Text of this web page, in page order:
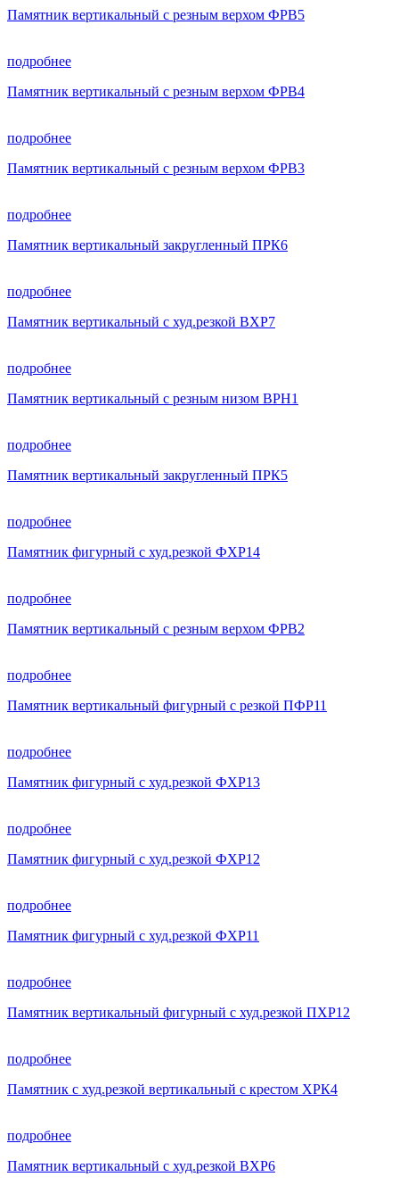
Памятник вертикальный с резным верхом ФРВ5
подробнее
Памятник вертикальный с резным верхом ФРВ4
подробнее
Памятник вертикальный с резным верхом ФРВ3
подробнее
Памятник вертикальный закругленный ПРК6
подробнее
Памятник вертикальный с худ.резкой ВХР7
подробнее
Памятник вертикальный с резным низом ВРН1
подробнее
Памятник вертикальный закругленный ПРК5
подробнее
Памятник фигурный с худ.резкой ФХР14
подробнее
Памятник вертикальный с резным верхом ФРВ2
подробнее
Памятник вертикальный фигурный с резкой ПФР11
подробнее
Памятник фигурный с худ.резкой ФХР13
подробнее
Памятник фигурный с худ.резкой ФХР12
подробнее
Памятник фигурный с худ.резкой ФХР11
подробнее
Памятник вертикальный фигурный с худ.резкой ПХР12
подробнее
Памятник с худ.резкой вертикальный с крестом ХРК4
подробнее
Памятник вертикальный с худ.резкой ВХР6